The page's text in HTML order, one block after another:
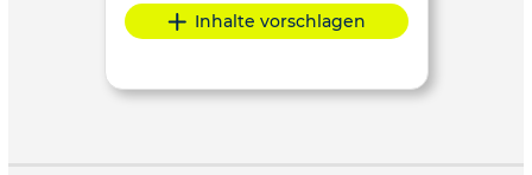
Inhalte vorschlagen